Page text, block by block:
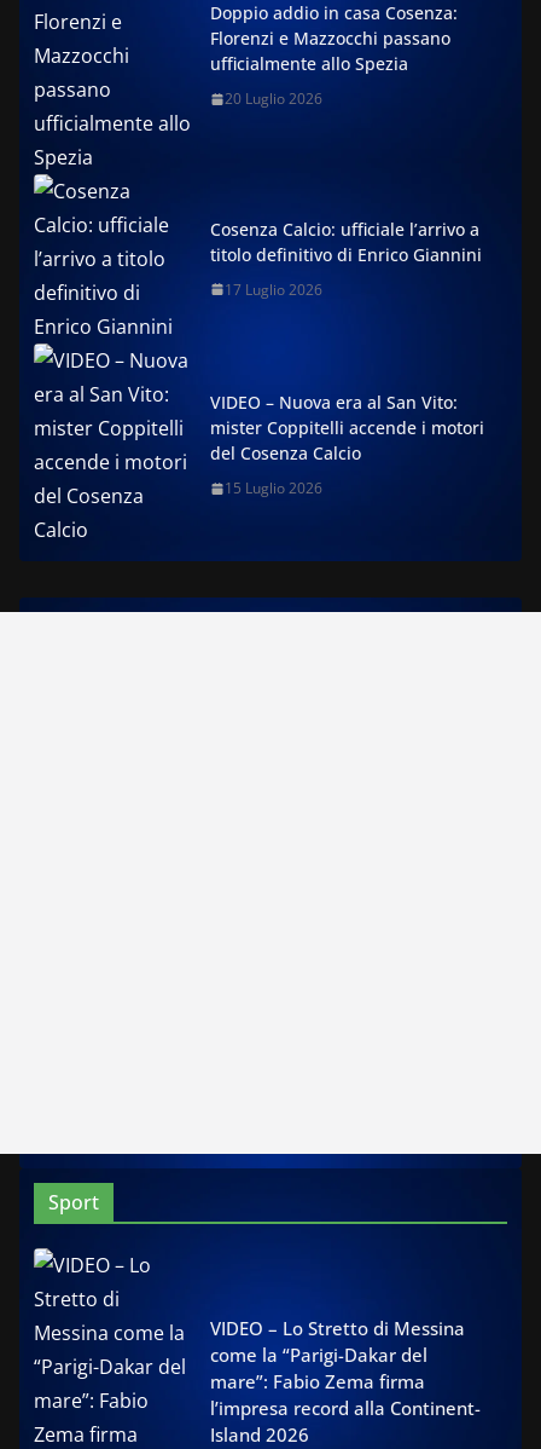
Doppio addio in casa Cosenza:
Florenzi e Mazzocchi passano
ufficialmente allo Spezia
20 Luglio 2026
Cosenza Calcio: ufficiale l’arrivo a
titolo definitivo di Enrico Giannini
17 Luglio 2026
VIDEO – Nuova era al San Vito:
mister Coppitelli accende i motori
del Cosenza Calcio
15 Luglio 2026
Sport
VIDEO – Lo Stretto di Messina
come la “Parigi-Dakar del
mare”: Fabio Zema firma
l’impresa record alla Continent-
Island 2026